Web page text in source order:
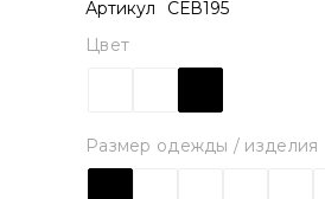
Артикул
СЕВ195
Цвет
Размер одежды / изделия